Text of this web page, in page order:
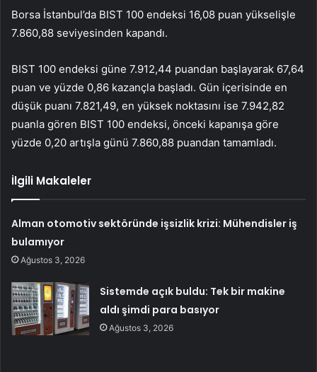
Borsa İstanbul’da BIST 100 endeksi 16,08 puan yükselişle
7.860,88 seviyesinden kapandı.
BIST 100 endeksi güne 7.912,44 puandan başlayarak 67,64
puan ve yüzde 0,86 kazançla başladı. Gün içerisinde en
düşük puanı 7.821,49, en yüksek noktasını ise 7.942,82
puanla gören BIST 100 endeksi, önceki kapanışa göre
yüzde 0,20 artışla günü 7.860,88 puandan tamamladı.
İlgili Makaleler
Alman otomotiv sektöründe işsizlik krizi: Mühendisler iş
bulamıyor
Ağustos 3, 2026
Sistemde açık buldu: Tek bir makine
aldı şimdi para basıyor
Ağustos 3, 2026